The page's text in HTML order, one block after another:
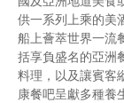
供一系列上乘的美
船上薈萃世界一流
括享負盛名的亞洲
料理，以及讓賓客
康餐吧呈獻多種養